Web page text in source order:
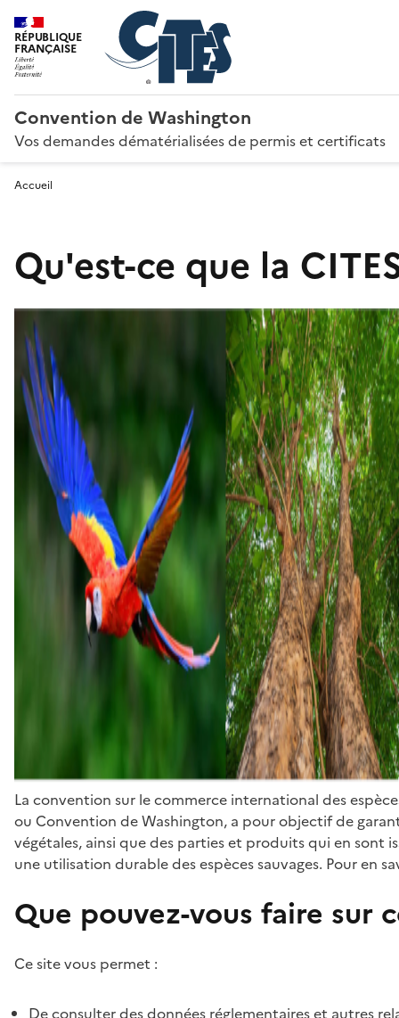
RÉPUBLIQUE
FRANÇAISE
Convention de Washington
Vos demandes dématérialisées de permis et certificats
Accueil
Qu'est-ce que la
La convention sur le commerce international des
ou Convention de Washington, a pour objectif de
végétales, ainsi que des parties et produits qui en sont
une utilisation durable des espèces sauvages. Pour en
Que pouvez-vous faire sur
Ce site vous permet :
De consulter des données réglementaires et autres